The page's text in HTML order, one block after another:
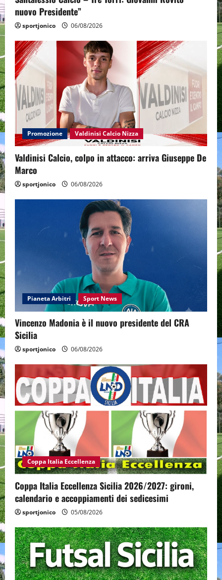
nuovo Presidente”
sportjonico 06/08/2026
Promozione Valdinisi Calcio Nizza
Valdinisi Calcio, colpo in attacco: arriva Giuseppe De
Marco
sportjonico 06/08/2026
Pianeta Arbitri Sport News
Vincenzo Madonia è il nuovo presidente del CRA
Sicilia
sportjonico 06/08/2026
Coppa Italia Eccellenza
Coppa Italia Eccellenza Sicilia 2026/2027: gironi,
calendario e accoppiamenti dei sedicesimi
sportjonico 05/08/2026